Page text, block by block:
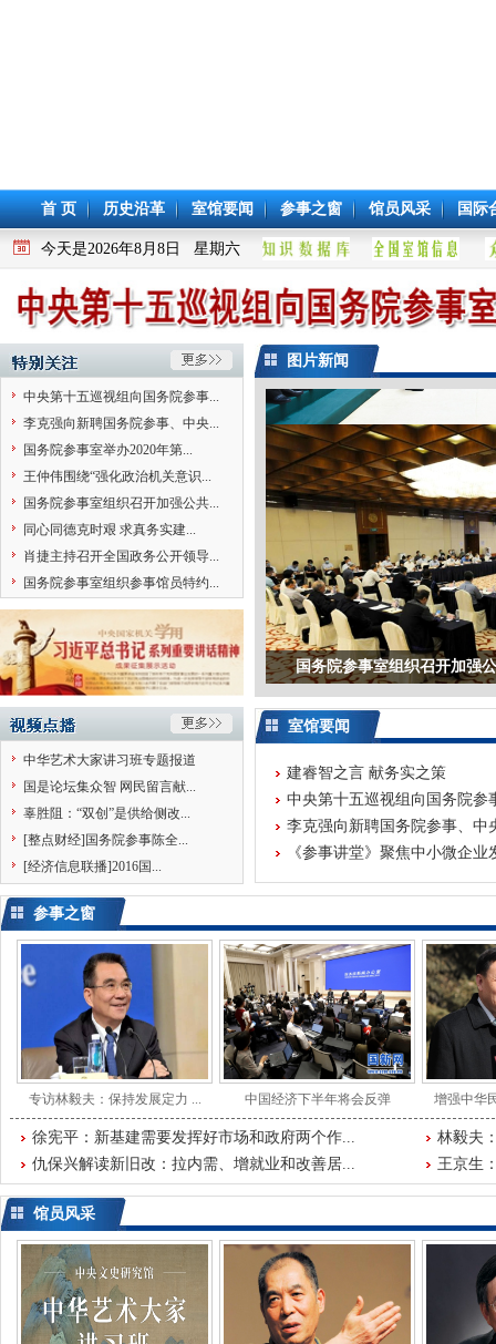
首 页 历史沿革 室馆要闻 参事之窗 馆员风采 国际
今天是2026年8月8日 星期六
中央第十五巡视组向国务院参事...
李克强向新聘国务院参事、中央...
国务院参事室举办2020年第...
王仲伟围绕“强化政治机关意识...
国务院参事室组织召开加强公共...
同心同德克时艰 求真务实建...
肖捷主持召开全国政务公开领导...
国务院参事室组织参事馆员特约...
中华艺术大家讲习班专题报道
国是论坛集众智 网民留言献...
辜胜阻：“双创”是供给侧改...
[整点财经]国务院参事陈全...
[经济信息联播]2016国...
图片新闻
国务院参事室组织召开加强
室馆要闻
建睿智之言 献务实之策
中央第十五巡视组向国务院参
李克强向新聘国务院参事、中
《参事讲堂》聚焦中小微企
参事之窗
专访林毅夫：保持发展定力 ... 中国经济下半年将会反弹 增强中华
徐宪平：新基建需要发挥好市场和政府两个作...
林毅夫
仇保兴解读新旧改：拉内需、增就业和改善居...
王京生
馆员风采